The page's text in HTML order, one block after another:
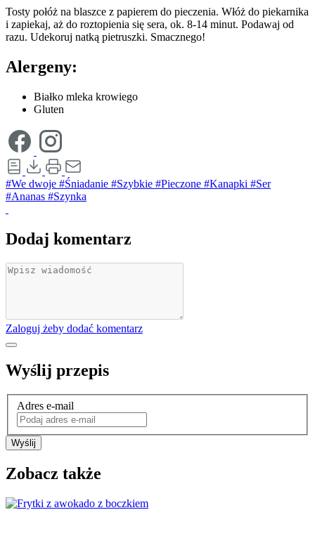
Tosty połóż na blaszce z papierem do pieczenia. Włóż do piekarnika
i zapiekaj, aż do roztopienia się sera, ok. 8-14 minut. Podawaj od
razu. Udekoruj natką pietruszki. Smacznego!
Alergeny:
Białko mleka krowiego
Gluten
#We dwoje #Śniadanie #Szybkie #Pieczone #Kanapki #Ser
#Ananas #Szynka
Dodaj komentarz
Zaloguj żeby dodać komentarz
Wyślij przepis
Adres e-mail
Wyślij
Zobacz także